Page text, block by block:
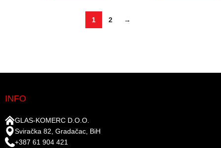
1 2 →
INFO
GLAS-KOMERC D.O.O.
Sviračka 82, Gradačac, BiH
+387 61 904 421